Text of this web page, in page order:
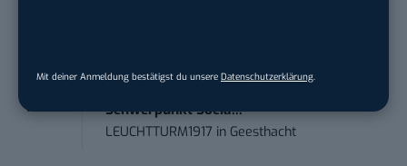
Mit deiner Anmeldung bestätigst du unsere Datenschutzerklärung
Content Manager (m/w/g) mit
Schwerpunkt Socia...
LEUCHTTURM1917 in Geesthacht